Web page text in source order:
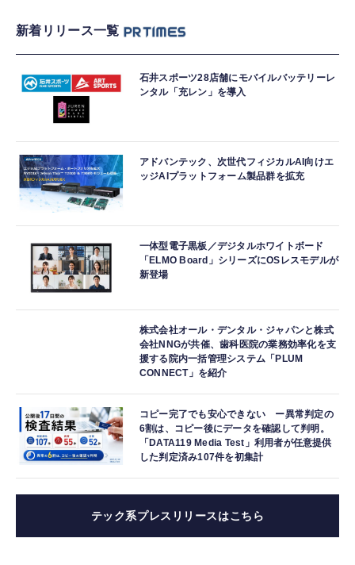
新着リリース一覧
石井スポーツ28店舗にモバイルバッテリーレ
ンタル「充レン」を導入
アドバンテック、次世代フィジカルAI向けエ
ッジAIプラットフォーム製品群を拡充
一体型電子黒板／デジタルホワイトボード
「ELMO Board」シリーズにOSレスモデルが
新登場
株式会社オール・デンタル・ジャパンと株式
会社NNGが共催、歯科医院の業務効率化を支
援する院内一括管理システム「PLUM
CONNECT」を紹介
コピー完了でも安心できない ー異常判定の
6割は、コピー後にデータを確認して判明。
「DATA119 Media Test」利用者が任意提供
した判定済み107件を初集計
テック系プレスリリースはこちら